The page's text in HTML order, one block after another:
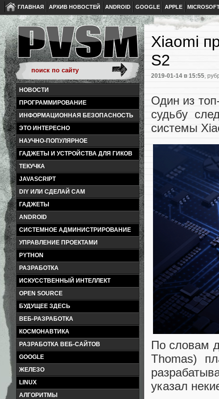
ГЛАВНАЯ АРХИВ НОВОСТЕЙ ANDROID GOOGLE APPLE
НОВОСТИ
ПРОГРАММИРОВАНИЕ
ИНФОРМАЦИОННАЯ БЕЗОПАСНОСТЬ
ЭТО ИНТЕРЕСНО
НАУЧНО-ПОПУЛЯРНОЕ
ГАДЖЕТЫ И УСТРОЙСТВА ДЛЯ ГИКОВ
ТЕКУЧКА
JAVASCRIPT
DIY ИЛИ СДЕЛАЙ САМ
ГАДЖЕТЫ
ANDROID
СИСТЕМНОЕ АДМИНИСТРИРОВАНИЕ
УПРАВЛЕНИЕ ПРОЕКТАМИ
PYTHON
РАЗРАБОТКА
ИСКУССТВЕННЫЙ ИНТЕЛЛЕКТ
OPEN SOURCE
БУДУЩЕЕ ЗДЕСЬ
ВЕБ-РАЗРАБОТКА
КОСМОНАВТИКА
РАЗРАБОТКА ВЕБ-САЙТОВ
GOOGLE
ЖЕЛЕЗО
LINUX
АЛГОРИТМЫ
Xiaomi
S2
2019-01-14 в 15:55,
Один из
судьбу
системы
По словам
Thomas)
указал